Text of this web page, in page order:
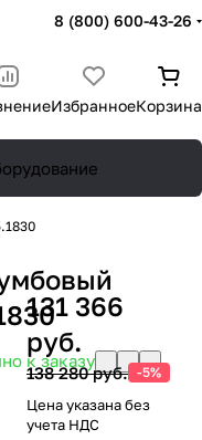
8 (800) 600-43-26
ИзбранноеКорзина
к заказу
131 366
руб.
138 280 руб. -5%
Цена указана без
учета НДС